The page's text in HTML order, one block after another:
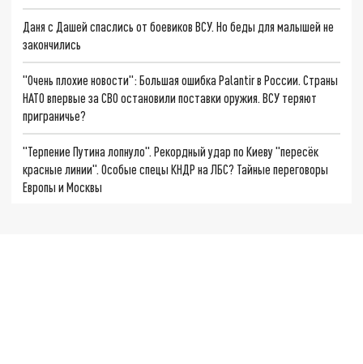
Даня с Дашей спаслись от боевиков ВСУ. Но беды для малышей не
закончились
"Очень плохие новости": Большая ошибка Palantir в России. Страны
НАТО впервые за СВО остановили поставки оружия. ВСУ теряют
приграничье?
"Терпение Путина лопнуло". Рекордный удар по Киеву "пересёк
красные линии". Особые спецы КНДР на ЛБС? Тайные переговоры
Европы и Москвы